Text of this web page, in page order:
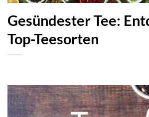
Gesündester Tee:
Top-Teesorten